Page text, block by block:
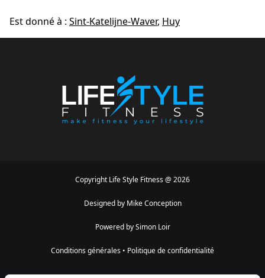
Est donné à : Sint-Katelijne-Waver, Huy
Copyright Life Style Fitness @ 2026
Designed by Mike Conception
Powered by Simon Loir
Conditions générales • Politique de confidentialité